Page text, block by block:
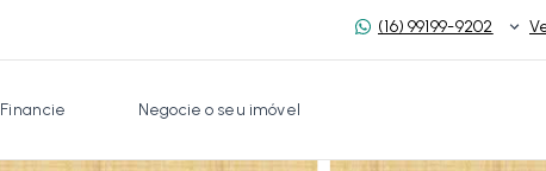
(16) 99199-9202
Financie Negocie o seu imóvel